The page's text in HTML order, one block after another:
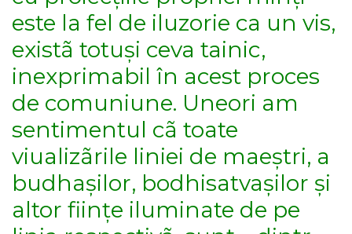
este la fel de iluzorie ca un vis,
existã totuși ceva tainic,
inexprimabil în acest proces
de comuniune. Uneori am
sentimentul cã toate
viualizãrile liniei de maeștri, a
budhașilor, bodhisatvașilor și
altor ființe iluminate de pe